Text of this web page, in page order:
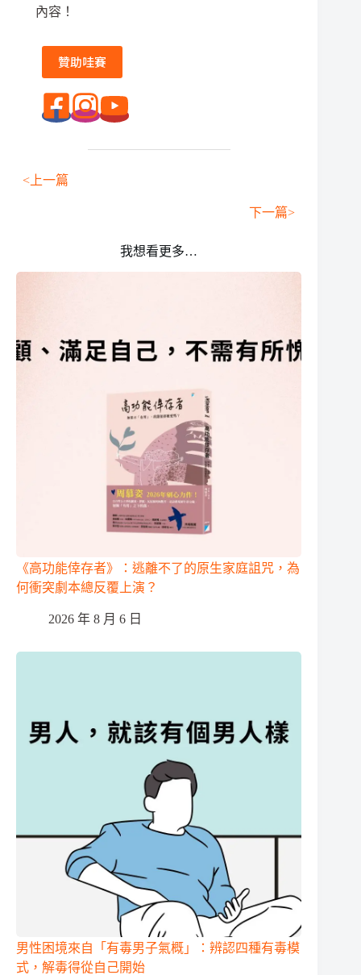
內容！
贊助哇賽
<上一篇
下一篇>
我想看更多…
《高功能倖存者》：逃離不了的原生家庭詛咒，為
何衝突劇本總反覆上演？
2026 年 8 月 6 日
男性困境來自「有毒男子氣概」：辨認四種有毒模
式，解毒得從自己開始